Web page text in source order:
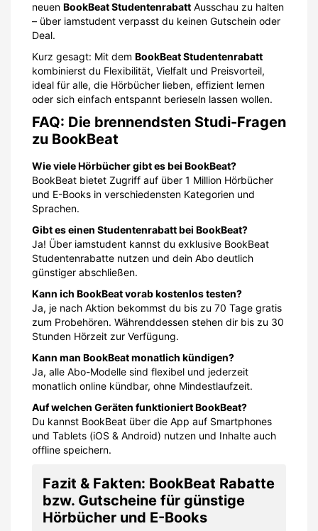
neuen BookBeat Studentenrabatt Ausschau zu halten
– über iamstudent verpasst du keinen Gutschein oder
Deal.
Kurz gesagt: Mit dem BookBeat Studentenrabatt
kombinierst du Flexibilität, Vielfalt und Preisvorteil,
ideal für alle, die Hörbücher lieben, effizient lernen
oder sich einfach entspannt berieseln lassen wollen.
FAQ: Die brennendsten Studi-Fragen
zu BookBeat
Wie viele Hörbücher gibt es bei BookBeat?
BookBeat bietet Zugriff auf über 1 Million Hörbücher
und E-Books in verschiedensten Kategorien und
Sprachen.
Gibt es einen Studentenrabatt bei BookBeat?
Ja! Über iamstudent kannst du exklusive BookBeat
Studentenrabatte nutzen und dein Abo deutlich
günstiger abschließen.
Kann ich BookBeat vorab kostenlos testen?
Ja, je nach Aktion bekommst du bis zu 70 Tage gratis
zum Probe­hören. Währenddessen stehen dir bis zu 30
Stunden Hörzeit zur Verfügung.
Kann man BookBeat monatlich kündigen?
Ja, alle Abo-Modelle sind flexibel und jederzeit
monatlich online kündbar, ohne Mindestlaufzeit.
Auf welchen Geräten funktioniert BookBeat?
Du kannst BookBeat über die App auf Smartphones
und Tablets (iOS & Android) nutzen und Inhalte auch
offline speichern.
Fazit & Fakten: BookBeat Rabatte
bzw. Gutscheine für günstige
Hörbücher und E-Books